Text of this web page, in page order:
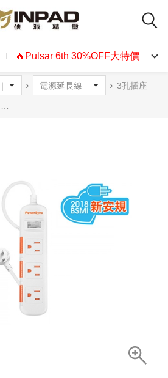
🔥Pulsar 6th 30%OFF大特價🔥
3孔插座